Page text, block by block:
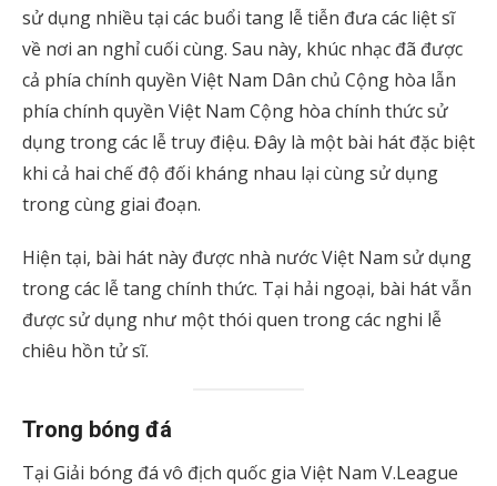
sử dụng nhiều tại các buổi tang lễ tiễn đưa các liệt sĩ
về nơi an nghỉ cuối cùng. Sau này, khúc nhạc đã được
cả phía chính quyền Việt Nam Dân chủ Cộng hòa lẫn
phía chính quyền Việt Nam Cộng hòa chính thức sử
dụng trong các lễ truy điệu. Đây là một bài hát đặc biệt
khi cả hai chế độ đối kháng nhau lại cùng sử dụng
trong cùng giai đoạn.
Hiện tại, bài hát này được nhà nước Việt Nam sử dụng
trong các lễ tang chính thức. Tại hải ngoại, bài hát vẫn
được sử dụng như một thói quen trong các nghi lễ
chiêu hồn tử sĩ.
Trong bóng đá
Tại Giải bóng đá vô địch quốc gia Việt Nam V.League